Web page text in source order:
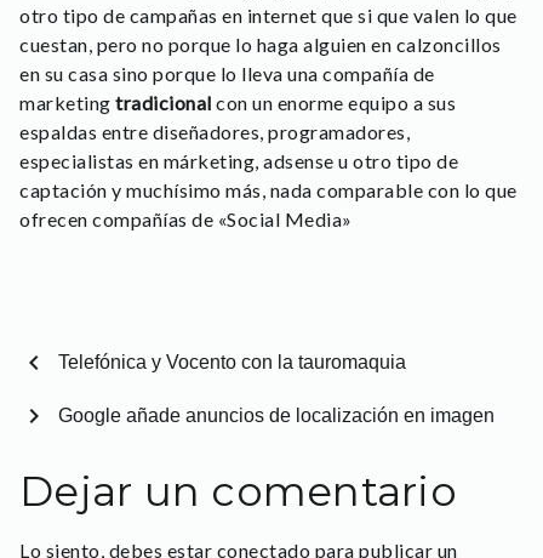
otro tipo de campañas en internet que si que valen lo que
cuestan, pero no porque lo haga alguien en calzoncillos
en su casa sino porque lo lleva una compañía de
marketing tradicional con un enorme equipo a sus
espaldas entre diseñadores, programadores,
especialistas en márketing, adsense u otro tipo de
captación y muchísimo más, nada comparable con lo que
ofrecen compañías de «Social Media»
chevron_left Telefónica y Vocento con la tauromaquia
Google añade anuncios de localización en imagen
chevron_right
Dejar un comentario
Lo siento, debes estar conectado para publicar un